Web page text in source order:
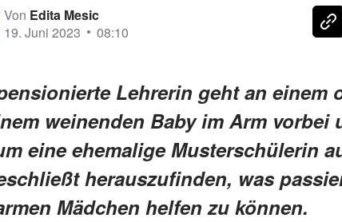
Von Edita Mesic
19. Juni 2023
08:10
Lehrerin geht an einem
weinenden Baby im Arm vorbei
eine ehemalige Musterschülerin
herauszufinden, was
Mädchen helfen zu können.